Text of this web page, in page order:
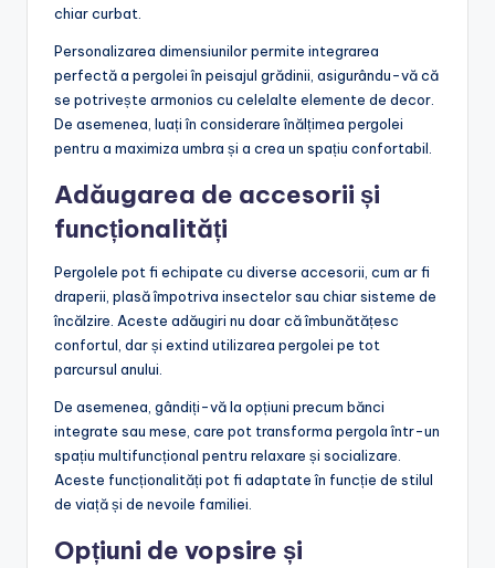
chiar curbat.
Personalizarea dimensiunilor permite integrarea
perfectă a pergolei în peisajul grădinii, asigurându-vă că
se potrivește armonios cu celelalte elemente de decor.
De asemenea, luați în considerare înălțimea pergolei
pentru a maximiza umbra și a crea un spațiu confortabil.
Adăugarea de accesorii și
funcționalități
Pergolele pot fi echipate cu diverse accesorii, cum ar fi
draperii, plasă împotriva insectelor sau chiar sisteme de
încălzire. Aceste adăugiri nu doar că îmbunătățesc
confortul, dar și extind utilizarea pergolei pe tot
parcursul anului.
De asemenea, gândiți-vă la opțiuni precum bănci
integrate sau mese, care pot transforma pergola într-un
spațiu multifuncțional pentru relaxare și socializare.
Aceste funcționalități pot fi adaptate în funcție de stilul
de viață și de nevoile familiei.
Opțiuni de vopsire și